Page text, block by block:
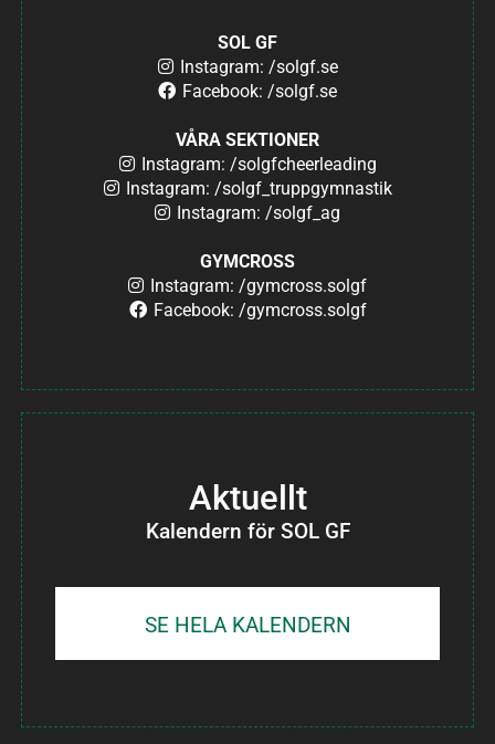
SOL GF
Instagram: /solgf.se
Facebook: /solgf.se
VÅRA SEKTIONER
Instagram: /solgfcheerleading
Instagram: /solgf_truppgymnastik
Instagram: /solgf_ag
GYMCROSS
Instagram: /gymcross.solgf
Facebook: /gymcross.solgf
Aktuellt
Kalendern för SOL GF
SE HELA KALENDERN